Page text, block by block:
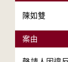
陳如雙
案由